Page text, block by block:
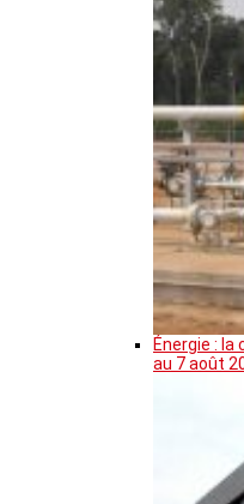
Énergie : la
au 7 août